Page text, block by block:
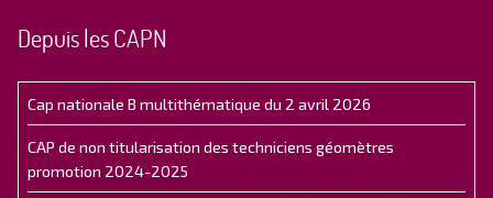
Depuis les CAPN
Cap nationale B multithématique du 2 avril 2026
CAP de non titularisation des techniciens géomètres
promotion 2024-2025